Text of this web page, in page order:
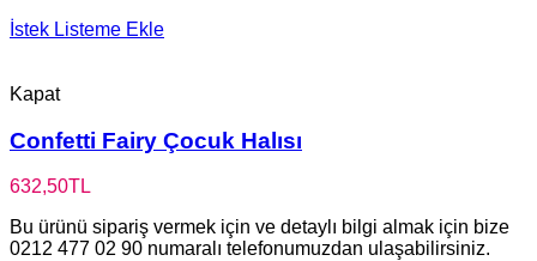
İstek Listeme Ekle
Kapat
Confetti Fairy Çocuk Halısı
632,50TL
Bu ürünü sipariş vermek için ve detaylı bilgi almak için bize
0212 477 02 90 numaralı telefonumuzdan ulaşabilirsiniz.